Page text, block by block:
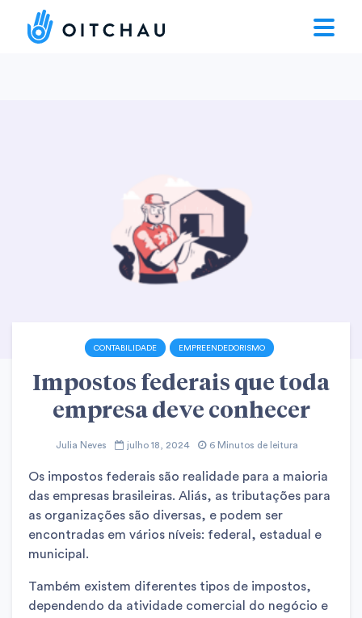
CONTABILIDADE EMPREENDEDORISMO
Impostos federais que toda
empresa deve conhecer
Julia Neves julho 18, 2024 6 Minutos de leitura
Os impostos federais são realidade para a maioria
das empresas brasileiras. Aliás, as tributações para
as organizações são diversas, e podem ser
encontradas em vários níveis: federal, estadual e
municipal.
Também existem diferentes tipos de impostos,
dependendo da atividade comercial do negócio e